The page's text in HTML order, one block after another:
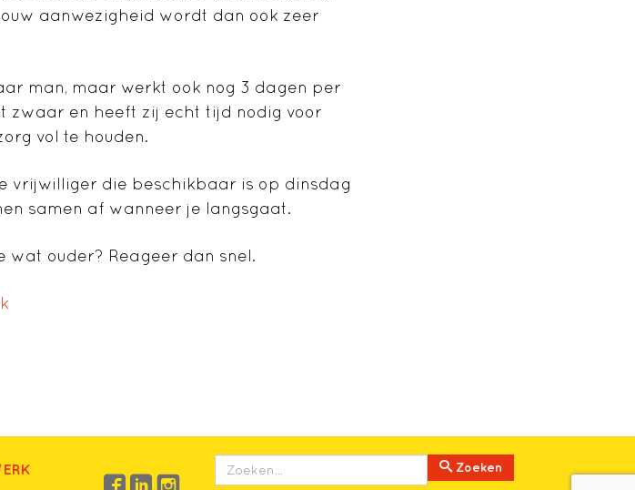
aanwezigheid wordt dan ook zeer
man, maar werkt ook nog 3 dagen per
zwaar en heeft zij echt tijd nodig voor
vol te houden.
vrijwilliger die beschikbaar is op dinsdag
samen af wanneer je langsgaat.
wat ouder? Reageer dan snel.
Zoeken